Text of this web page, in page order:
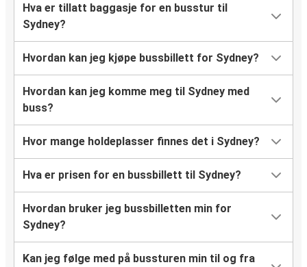
Hva er tillatt baggasje for en busstur til
Sydney?
Hvordan kan jeg kjøpe bussbillett for Sydney?
Hvordan kan jeg komme meg til Sydney med
buss?
Hvor mange holdeplasser finnes det i Sydney?
Hva er prisen for en bussbillett til Sydney?
Hvordan bruker jeg bussbilletten min for
Sydney?
Kan jeg følge med på bussturen min til og fra